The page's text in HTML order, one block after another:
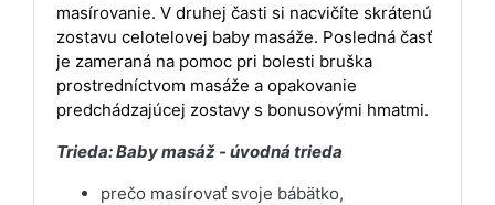
masírovanie. V druhej časti si nacvičíte skrátenú
zostavu celotelovej baby masáže. Posledná časť
je zameraná na pomoc pri bolesti bruška
prostredníctvom masáže a opakovanie
predchádzajúcej zostavy s bonusovými hmatmi.
Trieda: Baby masáž - úvodná trieda
prečo masírovať svoje bábätko,